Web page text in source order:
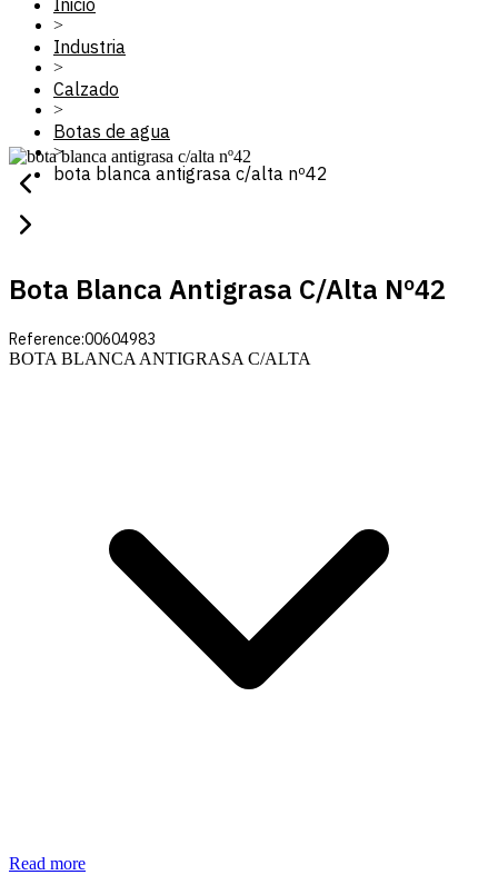
Inicio
>
Industria
>
Calzado
>
Botas de agua
>
bota blanca antigrasa c/alta nº42
Bota Blanca Antigrasa C/alta Nº42
Reference:00604983
BOTA BLANCA ANTIGRASA C/ALTA
Read more